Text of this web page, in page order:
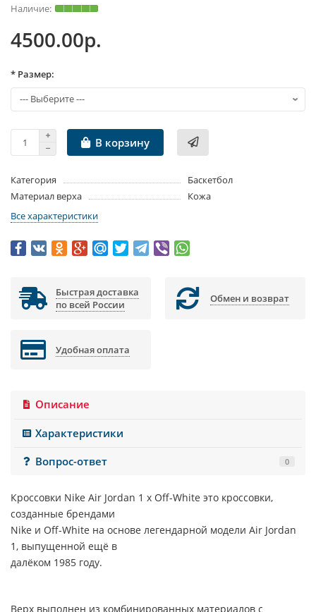
4500.00р.
* Размер:
В корзину
Категория
Баскетбол
Материал верха
Кожа
Все характеристики
Быстрая доставка
по всей России
Обмен и возврат
Удобная оплата
Описание
Характеристики
Вопрос-ответ
0
Кроссовки Nike Air Jordan 1 x Off-White это кроссовки,
созданные брендами
Nike и Off-White на основе легендарной модели Air Jordan
1, выпущенной ещё в
далёком 1985 году.
Верх выполнен из комбинированных материалов c